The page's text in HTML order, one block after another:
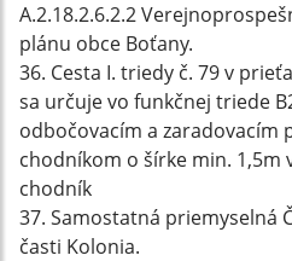
A.2.18.2.6.2.2
plánu obce Boťany.
36. Cesta I. triedy č. 79 v
sa určuje vo funkčnej triede
odbočovacím a
chodníkom o šírke min. 1,5m
chodník
37. Samostatná priemyselná
časti Kolonia.